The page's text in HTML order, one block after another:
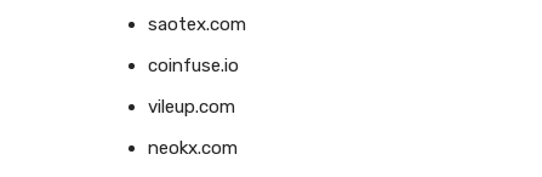
saotex.com
coinfuse.io
vileup.com
neokx.com